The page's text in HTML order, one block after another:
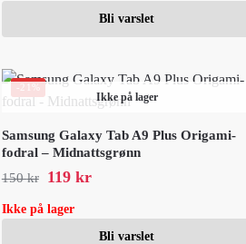
Bli varslet
-21%
Ikke på lager
Samsung Galaxy Tab A9 Plus Origami-
fodral – Midnattsgrønn
150kr 119 kr
Ikke på lager
Bli varslet